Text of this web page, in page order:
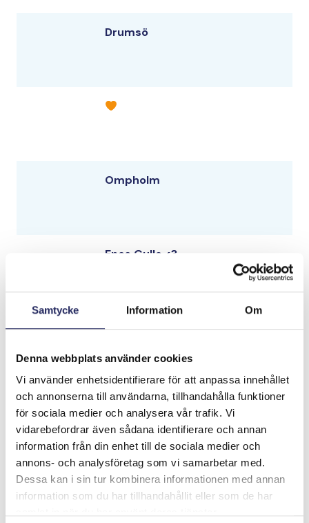
Samtycke Information Om
Denna webbplats använder cookies
Vi använder enhetsidentifierare för att anpassa innehållet
och annonserna till användarna, tillhandahålla funktioner
för sociala medier och analysera vår trafik. Vi
vidarebefordrar även sådana identifierare och annan
information från din enhet till de sociala medier och
annons- och analysföretag som vi samarbetar med.
Dessa kan i sin tur kombinera informationen med annan
information som du har tillhandahållit eller som de har
Drumsö
Ompholm
Enos Gulle <3
Simvattnet
Felix
MP